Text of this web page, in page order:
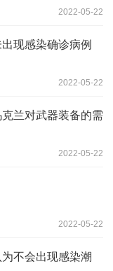
2022-05-22
现感染确诊病例
2022-05-22
兰对武器装备的需
2022-05-22
2022-05-22
不会出现感染潮